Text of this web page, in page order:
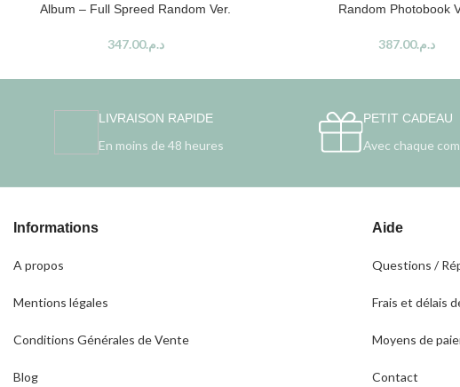
Album – Full Spreed Random Ver.
د.م.347.00
Random Photobook
د.م.387.00
LIVRAISON RAPIDE
En moins de 48 heures
PETIT CADEAU
Avec chaque
Informations
A propos
Mentions légales
Conditions Générales de Vente
Blog
Aide
Questions /
Frais et délais
Moyens de
Contact